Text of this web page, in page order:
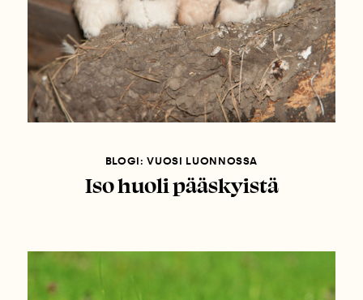
BLOGI: VUOSI LUONNOSSA
Iso huoli pääskyistä